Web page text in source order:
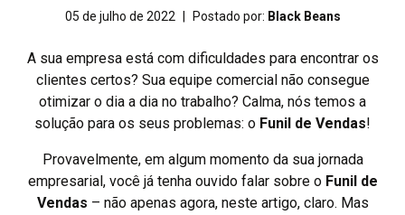
05 de julho de 2022 Postado por: Black Beans
A sua empresa está com dificuldades para encontrar os
clientes certos? Sua equipe comercial não consegue
otimizar o dia a dia no trabalho? Calma, nós temos a
solução para os seus problemas: o Funil de Vendas!
Provavelmente, em algum momento da sua jornada
empresarial, você já tenha ouvido falar sobre o Funil de
Vendas – não apenas agora, neste artigo, claro. Mas